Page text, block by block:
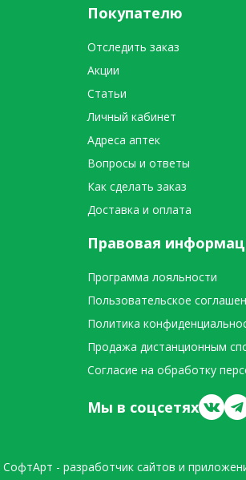
Покупателю
Отследить заказ
Акции
Статьи
Личный кабинет
Адреса аптек
Вопросы и ответы
Как сделать заказ
Доставка и оплата
Правовая
Программа лояльности
Пользовательское
Политика
Продажа дистанционным
Согласие на обработку
Мы в соцсетях
СофтАрт - разработчик сайтов и